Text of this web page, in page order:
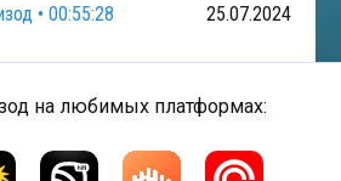
• 00:55:28 25.07.2024
на любимых платформах: